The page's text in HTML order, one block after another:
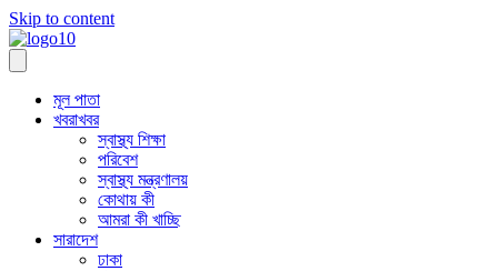
Skip to content
মূল পাতা
খবরাখবর
স্বাস্থ্য শিক্ষা
পরিবেশ
স্বাস্থ্য মন্ত্রণালয়
কোথায় কী
আমরা কী খাচ্ছি
সারাদেশ
ঢাকা